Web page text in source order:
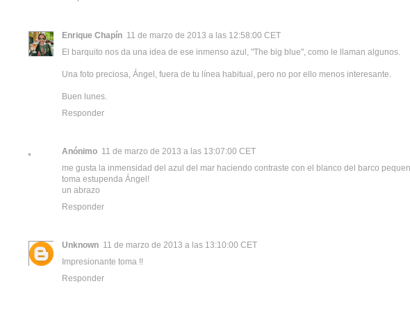
Enrique Chapín 11 de marzo de 2013 a las 12:58:00 CET
El barquito nos da una idea de ese inmenso azul, "The big blue", como le llaman algunos.
Una foto preciosa, Ángel, fuera de tu línea habitual, pero no por ello menos interesante.
Buen lunes.
Responder
Anónimo 11 de marzo de 2013 a las 13:07:00 CET
me gusta la inmensidad del azul del mar haciendo contraste con el blanco del barco
toma estupenda Ángel!
un abrazo
Responder
Unknown 11 de marzo de 2013 a las 13:10:00 CET
Impresionante toma !!
Responder